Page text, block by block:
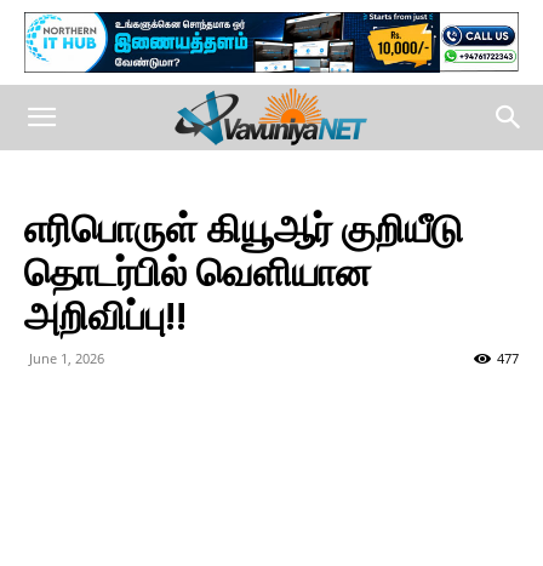
எரிபொருள் கியூஆர் குறியீடு
தொடர்பில் வெளியான
அறிவிப்பு!!
June 1, 2026 477